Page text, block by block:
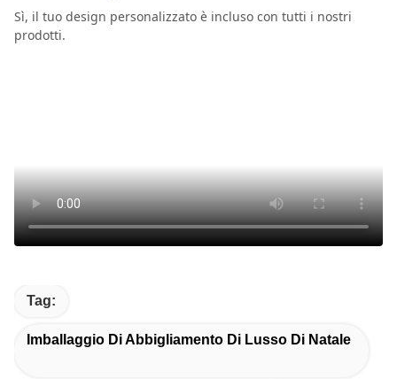
Sì, il tuo design personalizzato è incluso con tutti i nostri
prodotti.
Tag:
Imballaggio Di Abbigliamento Di Lusso Di Natale